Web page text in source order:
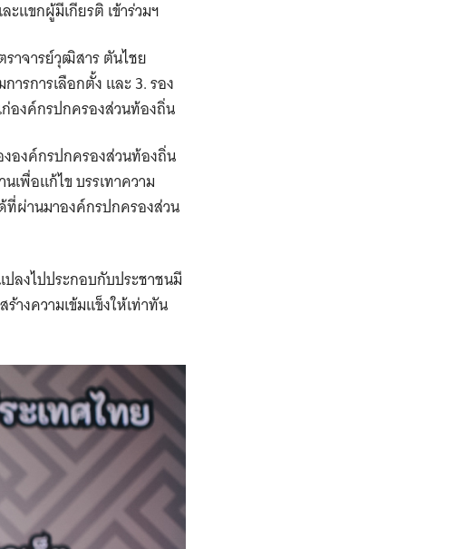
แขกผู้มีเกียรติ เข้าร่วมฯ
าจารย์วุฒิสาร ตันไชย
ารการเลือกตั้ง และ 3. รอง
องค์กรปกครองส่วนท้องถิ่น
องค์กรปกครองส่วนท้องถิ่น
เพื่อแก้ไข บรรเทาความ
ที่ผ่านมาองค์กรปกครองส่วน
ลงไปประกอบกับประชาชนมี
างความเข้มแข็งให้เท่าทัน